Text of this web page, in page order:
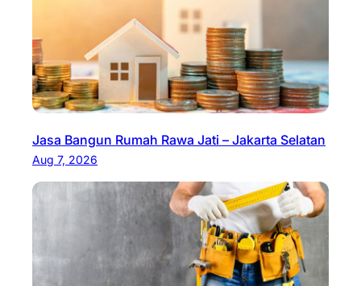
Jasa Bangun Rumah Rawa Jati – Jakarta Selatan
Aug 7, 2026